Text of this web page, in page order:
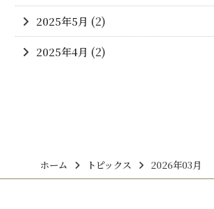
2025年5月 (2)
2025年4月 (2)
ホーム トピックス 2026年03月